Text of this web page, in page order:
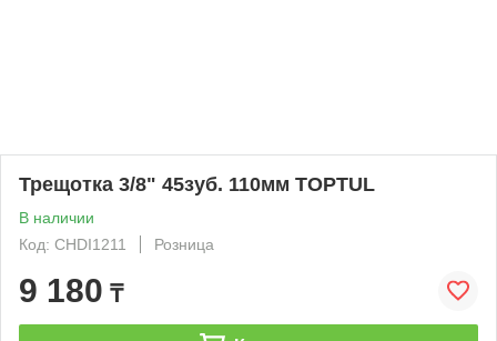
Трещотка 3/8" 45зуб. 110мм TOPTUL
В наличии
Код: CHDI1211
Розница
9 180 ₸